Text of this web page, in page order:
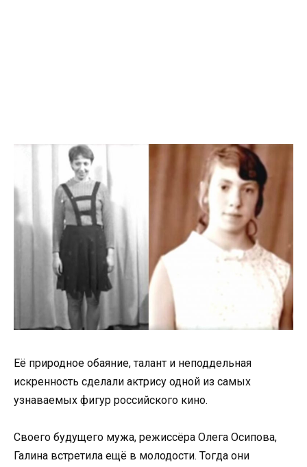
Её природное обаяние, талант и неподдельная
искренность сделали актрису одной из самых
узнаваемых фигур российского кино.
Своего будущего мужа, режиссёра Олега Осипова,
Галина встретила ещё в молодости. Тогда они